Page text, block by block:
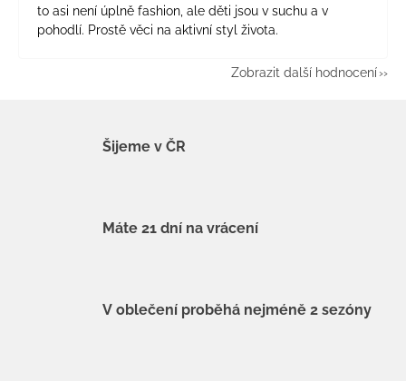
to asi není úplně fashion, ale děti jsou v suchu a v
pohodlí. Prostě věci na aktivní styl života.
Zobrazit další hodnocení
Šijeme v ČR
Máte 21 dní na vrácení
V oblečení proběhá nejméně 2 sezóny